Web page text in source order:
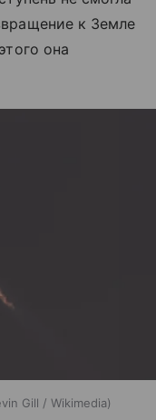
к Земле
она
Gill / Wikimedia